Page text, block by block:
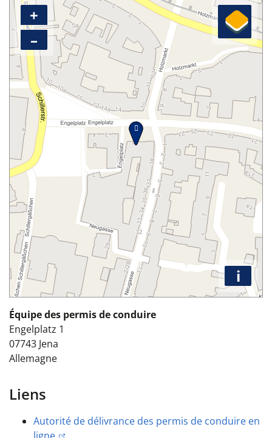
+
–
i
Équipe des permis de conduire
Engelplatz 1
07743 Jena
Allemagne
Liens
Autorité de délivrance des permis de conduire en